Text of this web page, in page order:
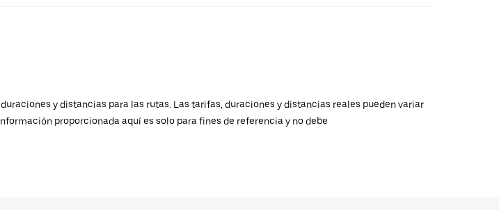
y distancias para las rutas. Las tarifas, duraciones y distancias reales pueden variar
proporcionada aquí es solo para fines de referencia y no debe